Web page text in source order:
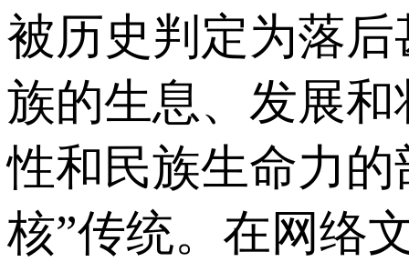
被历史判定为落
族的生息、发展
性和民族生命力
核”传统。在网络